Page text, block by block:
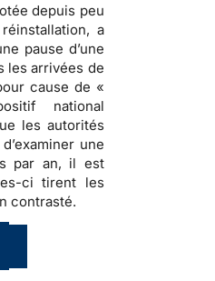
depuis peu
a
pause d’une
les arrivées de
cause de «
national
les autorités
une
par an, il est
ci tirent les
contrasté.